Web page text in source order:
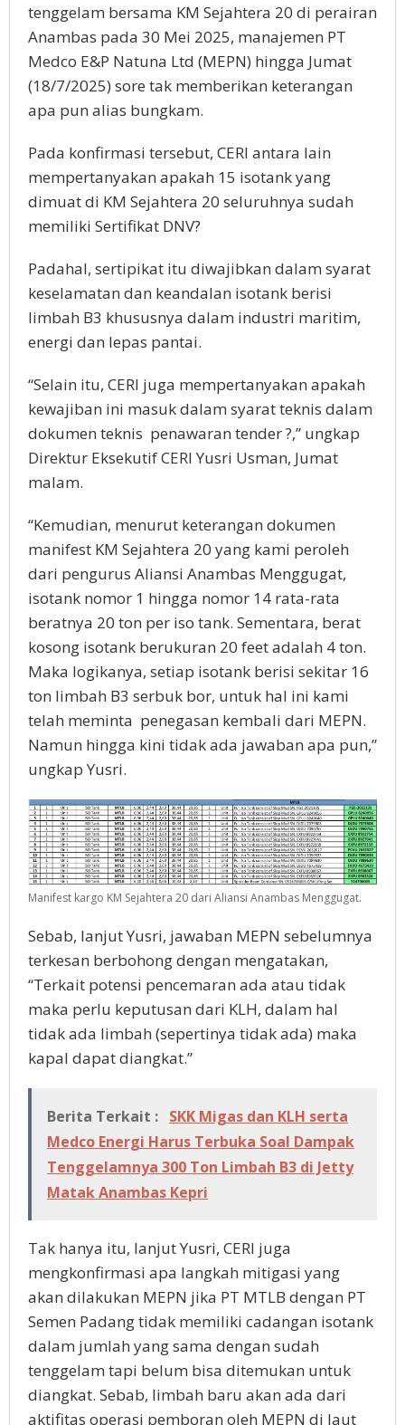
tenggelam bersama KM Sejahtera 20 di perairan
Anambas pada 30 Mei 2025, manajemen PT
Medco E&P Natuna Ltd (MEPN) hingga Jumat
(18/7/2025) sore tak memberikan keterangan
apa pun alias bungkam.
Pada konfirmasi tersebut, CERI antara lain
mempertanyakan apakah 15 isotank yang
dimuat di KM Sejahtera 20 seluruhnya sudah
memiliki Sertifikat DNV?
Padahal, sertipikat itu diwajibkan dalam syarat
keselamatan dan keandalan isotank berisi
limbah B3 khususnya dalam industri maritim,
energi dan lepas pantai.
“Selain itu, CERI juga mempertanyakan apakah
kewajiban ini masuk dalam syarat teknis dalam
dokumen teknis penawaran tender ?,” ungkap
Direktur Eksekutif CERI Yusri Usman, Jumat
malam.
“Kemudian, menurut keterangan dokumen
manifest KM Sejahtera 20 yang kami peroleh
dari pengurus Aliansi Anambas Menggugat,
isotank nomor 1 hingga nomor 14 rata-rata
beratnya 20 ton per iso tank. Sementara, berat
kosong isotank berukuran 20 feet adalah 4 ton.
Maka logikanya, setiap isotank berisi sekitar 16
ton limbah B3 serbuk bor, untuk hal ini kami
telah meminta penegasan kembali dari MEPN.
Namun hingga kini tidak ada jawaban apa pun,”
ungkap Yusri.
Manifest kargo KM Sejahtera 20 dari Aliansi Anambas Menggugat.
Sebab, lanjut Yusri, jawaban MEPN sebelumnya
terkesan berbohong dengan mengatakan,
“Terkait potensi pencemaran ada atau tidak
maka perlu keputusan dari KLH, dalam hal
tidak ada limbah (sepertinya tidak ada) maka
kapal dapat diangkat.”
Berita Terkait : SKK Migas dan KLH serta
Medco Energi Harus Terbuka Soal Dampak
Tenggelamnya 300 Ton Limbah B3 di Jetty
Matak Anambas Kepri
Tak hanya itu, lanjut Yusri, CERI juga
mengkonfirmasi apa langkah mitigasi yang
akan dilakukan MEPN jika PT MTLB dengan PT
Semen Padang tidak memiliki cadangan isotank
dalam jumlah yang sama dengan sudah
tenggelam tapi belum bisa ditemukan untuk
diangkat. Sebab, limbah baru akan ada dari
aktifitas operasi pemboran oleh MEPN di laut